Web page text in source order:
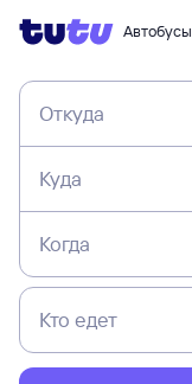
Автобусы
Откуда
Куда
Когда
Кто едет